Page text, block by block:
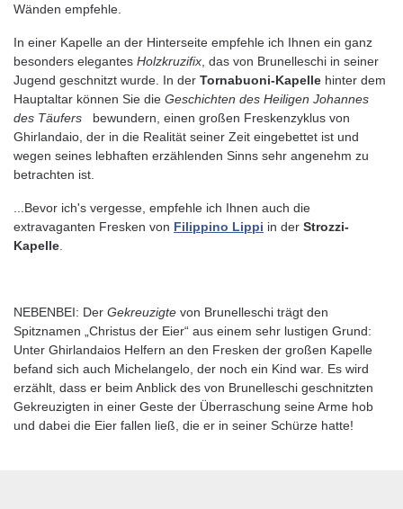
Wänden empfehle.
In einer Kapelle an der Hinterseite empfehle ich Ihnen ein ganz
besonders elegantes Holzkruzifix , das von Brunelleschi in seiner
Jugend geschnitzt wurde. In der Tornabuoni-Kapelle hinter dem
Hauptaltar können Sie die Geschichten des Heiligen Johannes
des Täufers
bewundern, einen großen Freskenzyklus von
Ghirlandaio, der in die Realität seiner Zeit eingebettet ist und
wegen seines lebhaften erzählenden Sinns sehr angenehm zu
betrachten ist.
...Bevor ich's vergesse, empfehle ich Ihnen auch die
extravaganten Fresken von Filippino Lippi in der Strozzi-
Kapelle
NEBENBEI: Der Gekreuzigte von Brunelleschi trägt den
Spitznamen „Christus der Eier“ aus einem sehr lustigen Grund:
Unter Ghirlandaios Helfern an den Fresken der großen Kapelle
befand sich auch Michelangelo, der noch ein Kind war. Es wird
erzählt, dass er beim Anblick des von Brunelleschi geschnitzten
Gekreuzigten in einer Geste der Überraschung seine Arme hob
und dabei die Eier fallen ließ, die er in seiner Schürze hatte!